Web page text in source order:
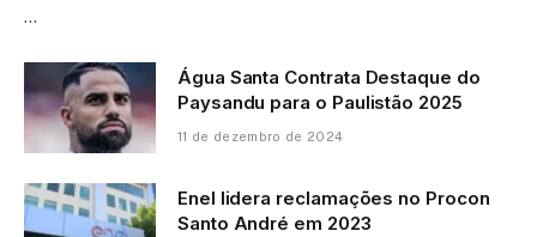
…
Água Santa Contrata Destaque do
Paysandu para o Paulistão 2025
11 de dezembro de 2024
Enel lidera reclamações no Procon
Santo André em 2023